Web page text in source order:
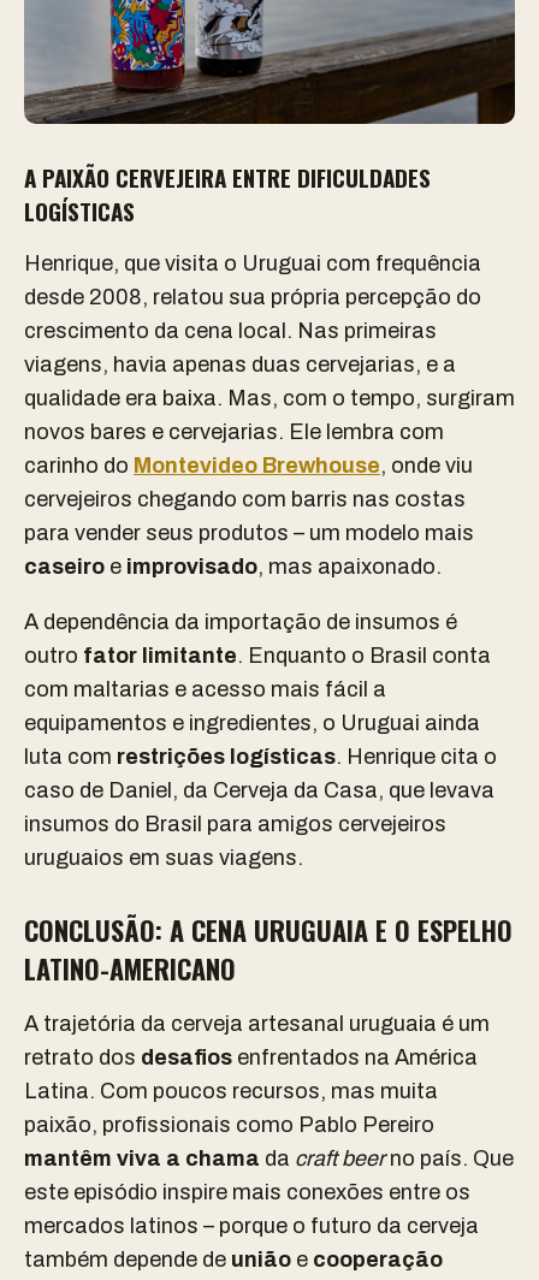
A PAIXÃO CERVEJEIRA ENTRE DIFICULDADES
LOGÍSTICAS
Henrique, que visita o Uruguai com frequência
desde 2008, relatou sua própria percepção do
crescimento da cena local. Nas primeiras
viagens, havia apenas duas cervejarias, e a
qualidade era baixa. Mas, com o tempo, surgiram
novos bares e cervejarias. Ele lembra com
carinho do Montevideo Brewhouse, onde viu
cervejeiros chegando com barris nas costas
para vender seus produtos – um modelo mais
caseiro e improvisado, mas apaixonado.
A dependência da importação de insumos é
outro fator limitante. Enquanto o Brasil conta
com maltarias e acesso mais fácil a
equipamentos e ingredientes, o Uruguai ainda
luta com restrições logísticas. Henrique cita o
caso de Daniel, da Cerveja da Casa, que levava
insumos do Brasil para amigos cervejeiros
uruguaios em suas viagens.
CONCLUSÃO: A CENA URUGUAIA E O ESPELHO
LATINO-AMERICANO
A trajetória da cerveja artesanal uruguaia é um
retrato dos desafios enfrentados na América
Latina. Com poucos recursos, mas muita
paixão, profissionais como Pablo Pereiro
mantêm viva a chama da craft beerno país. Que
este episódio inspire mais conexões entre os
mercados latinos – porque o futuro da cerveja
também depende de união e cooperação